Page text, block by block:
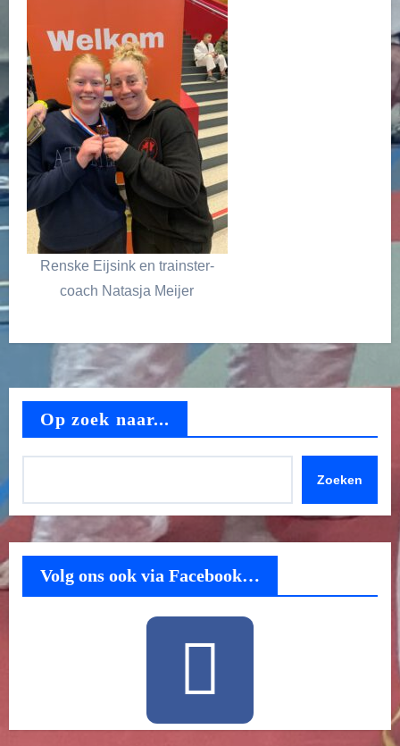
Renske Eijsink en trainster-
coach Natasja Meijer
Op zoek naar...
Zoeken
Volg ons ook via Facebook…